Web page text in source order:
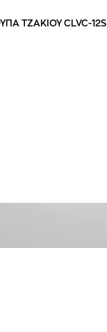
ΤΖΑΚΙΟΥ CLVC-12S